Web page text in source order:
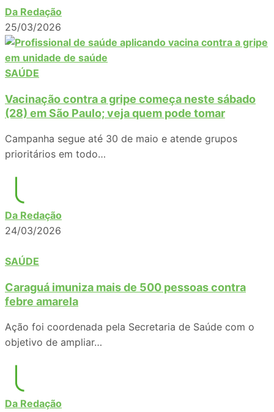
Da Redação
25/03/2026
SAÚDE
Vacinação contra a gripe começa neste sábado
(28) em São Paulo; veja quem pode tomar
Campanha segue até 30 de maio e atende grupos
prioritários em todo…
Da Redação
24/03/2026
SAÚDE
Caraguá imuniza mais de 500 pessoas contra
febre amarela
Ação foi coordenada pela Secretaria de Saúde com o
objetivo de ampliar…
Da Redação